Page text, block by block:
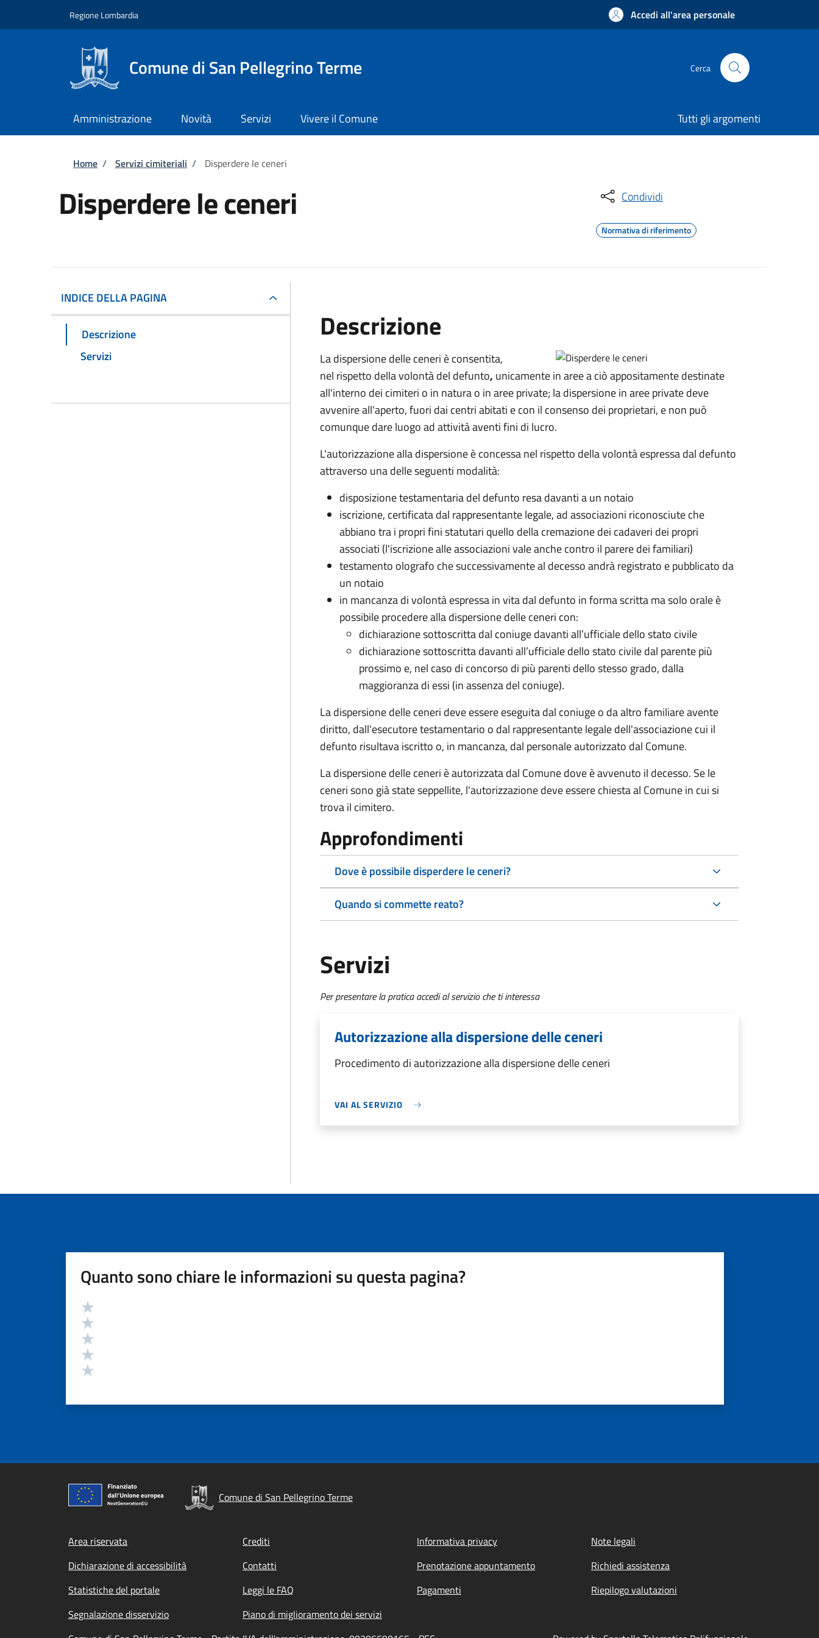
Regione Lombardia Accedi all'area personale
Comune di San Pellegrino Terme Cerca
Amministrazione Novità Servizi Vivere il Comune Tutti gli argomenti
Briciole di pane
Home / Servizi cimiteriali / Disperdere le ceneri
Disperdere le ceneri Condividi
Normativa di riferimento
INDICE DELLA PAGINA
Descrizione
Servizi
Descrizione
La dispersione delle ceneri è consentita,
nel rispetto della volontà del defunto, unicamente in aree a ciò appositamente destinate
all'interno dei cimiteri o in natura o in aree private; la dispersione in aree private deve
avvenire all'aperto, fuori dai centri abitati e con il consenso dei proprietari, e non può
comunque dare luogo ad attività aventi fini di lucro.
L'autorizzazione alla dispersione è concessa nel rispetto della volontà espressa dal defunto
attraverso una delle seguenti modalità:
disposizione testamentaria del defunto resa davanti a un notaio
iscrizione, certificata dal rappresentante legale, ad associazioni riconosciute che
abbiano tra i propri fini statutari quello della cremazione dei cadaveri dei propri
associati (l'iscrizione alle associazioni vale anche contro il parere dei familiari)
testamento olografo che successivamente al decesso andrà registrato e pubblicato da
un notaio
in mancanza di volontà espressa in vita dal defunto in forma scritta ma solo orale è
possibile procedere alla dispersione delle ceneri con:
dichiarazione sottoscritta dal coniuge davanti all’ufficiale dello stato civile
dichiarazione sottoscritta davanti all’ufficiale dello stato civile dal parente più
prossimo e, nel caso di concorso di più parenti dello stesso grado, dalla
maggioranza di essi (in assenza del coniuge).
La dispersione delle ceneri deve essere eseguita dal coniuge o da altro familiare avente
diritto, dall'esecutore testamentario o dal rappresentante legale dell'associazione cui il
defunto risultava iscritto o, in mancanza, dal personale autorizzato dal Comune.
La dispersione delle ceneri è autorizzata dal Comune dove è avvenuto il decesso. Se le
ceneri sono già state seppellite, l'autorizzazione deve essere chiesta al Comune in cui si
trova il cimitero.
Approfondimenti
Dove è possibile disperdere le ceneri?
Quando si commette reato?
Servizi
Per presentare la pratica accedi al servizio che ti interessa
Autorizzazione alla dispersione delle ceneri
Procedimento di autorizzazione alla dispersione delle ceneri
VAI AL SERVIZIO
Quanto sono chiare le informazioni su questa pagina?
Valutazione
Comune di San Pellegrino Terme
Footer menu
Area riservata Crediti Informativa privacy
Note legali
Dichiarazione di accessibilità
Contatti Prenotazione appuntamento
Richiedi assistenza
Statistiche del portale
Leggi le FAQ Pagamenti
Riepilogo valutazioni
Segnalazione disservizio
Piano di miglioramento dei servizi